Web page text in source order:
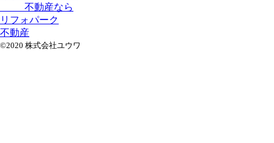
不動産なら
リフォパーク
不動産
©2020 株式会社ユウワ